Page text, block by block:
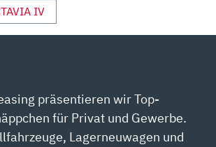
IV
präsentieren wir Top-
für Privat und Gewerbe.
Lagerneuwagen und